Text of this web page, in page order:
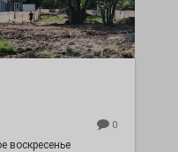
0
воскресенье